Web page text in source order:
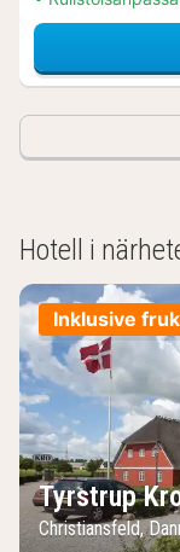
Hotell i
Inklusive
Tyrstrup
Christiansfeld,